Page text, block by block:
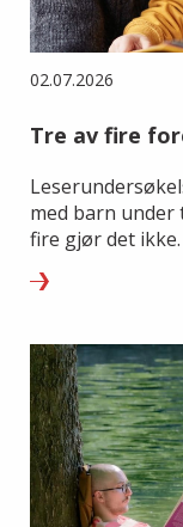
02.07.2026
Tre av fire
med barn under
fire gjør det ikke.